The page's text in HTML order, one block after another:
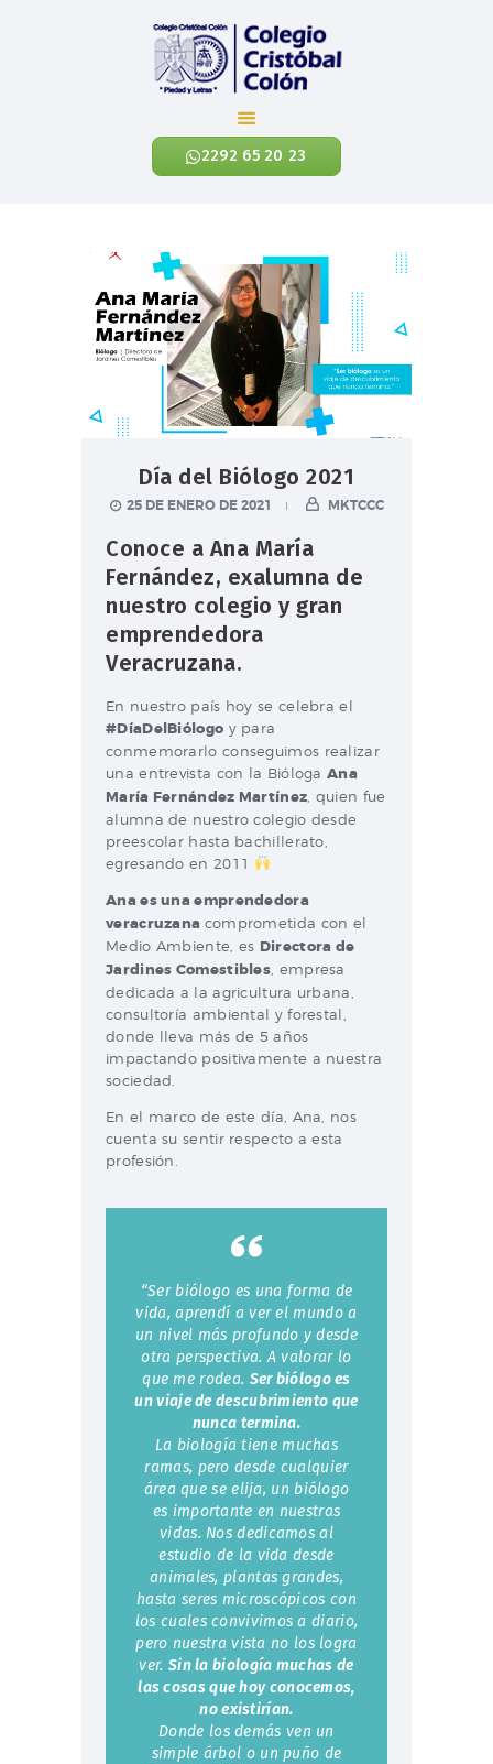
2292 65 20 23
Colegio Cristóbal Colón
REINVENTANDO LA EDUCACIÓN
NIVELES ACADÉMICOS
EXALUMNOS
CONTÁCTANOS
NOTICIAS
ENLACES
Día del Biólogo 2021
25 DE ENERO DE 2021 MKTCCC
Conoce a Ana María
Fernández, exalumna de
nuestro colegio y gran
emprendedora
Veracruzana.
En nuestro país hoy se celebra el
#DíaDelBiólogo y para
conmemorarlo conseguimos realizar
una entrevista con la BiólogaAna
María Fernández Martínez , quien fue
alumna de nuestro colegio desde
preescolar hasta bachillerato,
egresando en 2011
Ana es una emprendedora
veracruzana comprometida con el
Medio Ambiente, es Directora de
Jardines Comestibles , empresa
dedicada a la agricultura urbana,
consultoría ambiental y forestal,
donde lleva más de 5 años
impactando positivamente a nuestra
sociedad.
En el marco de este día, Ana, nos
cuenta su sentir respecto a esta
profesión.
“Ser biólogo es una forma de
vida, aprendí a ver el mundo a
un nivel más profundo y desde
otra perspectiva. A valorar lo
que me rodea. Ser biólogo es
un viaje de descubrimiento que
nunca termina.
La biología tiene muchas
ramas, pero desde cualquier
área que se elija, un biólogo
es importante en nuestras
vidas. Nos dedicamos al
estudio de la vida desde
animales, plantas grandes,
hasta seres microscópicos con
los cuales convivimos a diario,
pero nuestra vista no los logra
ver. Sin la biología muchas de
las cosas que hoy conocemos,
no existirían.
Donde los demás ven un
simple árbol o un puño de